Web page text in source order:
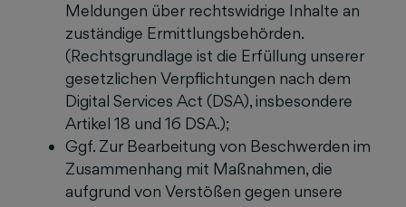
Meldungen über rechtswidrige Inhalte an
zuständige Ermittlungsbehörden.
(Rechtsgrundlage ist die Erfüllung unserer
gesetzlichen Verpflichtungen nach dem
Digital Services Act (DSA), insbesondere
Artikel 18 und 16 DSA.);
Ggf. Zur Bearbeitung von Beschwerden im
Zusammenhang mit Maßnahmen, die
aufgrund von Verstößen gegen unsere